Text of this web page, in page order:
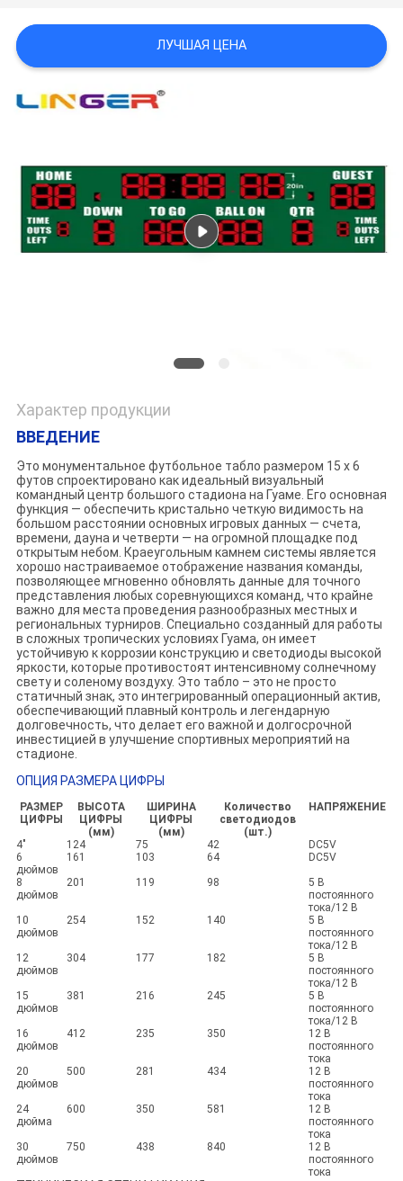
ЛУЧШАЯ ЦЕНА
Характер продукции
ВВЕДЕНИЕ
Это монументальное футбольное табло размером 15 x 6
футов спроектировано как идеальный визуальный
командный центр большого стадиона на Гуаме. Его основная
функция — обеспечить кристально четкую видимость на
большом расстоянии основных игровых данных — счета,
времени, дауна и четверти — на огромной площадке под
открытым небом. Краеугольным камнем системы является
хорошо настраиваемое отображение названия команды,
позволяющее мгновенно обновлять данные для точного
представления любых соревнующихся команд, что крайне
важно для места проведения разнообразных местных и
региональных турниров. Специально созданный для работы
в сложных тропических условиях Гуама, он имеет
устойчивую к коррозии конструкцию и светодиоды высокой
яркости, которые противостоят интенсивному солнечному
свету и соленому воздуху. Это табло – это не просто
статичный знак, это интегрированный операционный актив,
обеспечивающий плавный контроль и легендарную
долговечность, что делает его важной и долгосрочной
инвестицией в улучшение спортивных мероприятий на
стадионе.
ОПЦИЯ РАЗМЕРА ЦИФРЫ
РАЗМЕР
ЦИФРЫ
ВЫСОТА
ЦИФРЫ
(мм)
ШИРИНА
ЦИФРЫ
(мм)
Количество
светодиодов
(шт.)
НАПРЯЖЕНИЕ
4" 124 75 42
DC5V
6
дюймов
161 103 64
DC5V
8
дюймов
201 119 98
5 В
постоянного
тока/12 В
10
дюймов
254 152 140
5 В
постоянного
тока/12 В
12
дюймов
304 177 182
5 В
постоянного
тока/12 В
15
дюймов
381 216 245
5 В
постоянного
тока/12 В
16
дюймов
412 235 350
12 В
постоянного
тока
20
дюймов
500 281 434
12 В
постоянного
тока
24
дюйма
600 350 581
12 В
постоянного
тока
30
дюймов
750 438 840
12 В
постоянного
тока